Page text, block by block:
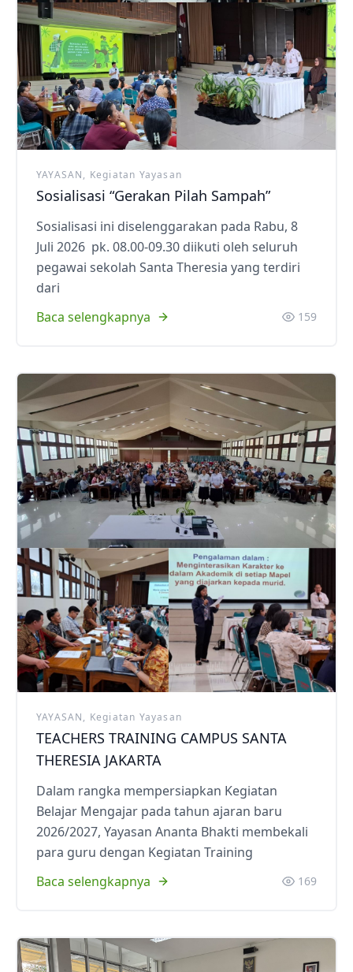
YAYASAN, Kegiatan Yayasan
Sosialisasi “Gerakan Pilah Sampah”
Sosialisasi ini diselenggarakan pada Rabu, 8
Juli 2026 pk. 08.00-09.30 diikuti oleh seluruh
pegawai sekolah Santa Theresia yang terdiri
dari
Baca selengkapnya
159
YAYASAN, Kegiatan Yayasan
TEACHERS TRAINING CAMPUS SANTA
THERESIA JAKARTA
Dalam rangka mempersiapkan Kegiatan
Belajar Mengajar pada tahun ajaran baru
2026/2027, Yayasan Ananta Bhakti membekali
para guru dengan Kegiatan Training
Baca selengkapnya
169